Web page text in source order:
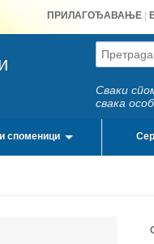
ПРИЛАГОЂАВАЊЕ
Сваки
свака
споменици